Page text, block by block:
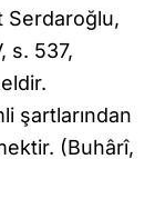
Serdaroğlu,
s. 537,
şartlarından
(Buhârî,